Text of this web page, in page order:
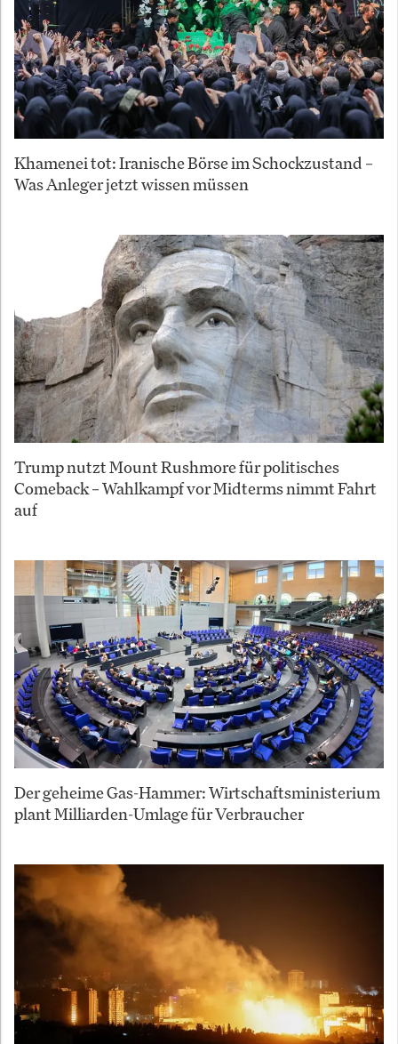
Khamenei tot: Iranische Börse im Schockzustand –
Was Anleger jetzt wissen müssen
Trump nutzt Mount Rushmore für politisches
Comeback – Wahlkampf vor Midterms nimmt Fahrt
auf
Der geheime Gas-Hammer: Wirtschaftsministerium
plant Milliarden-Umlage für Verbraucher